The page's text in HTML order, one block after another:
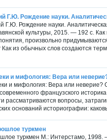
Г.Ю. Рождение науки.
Г.Ю. Рождение науки.
культуры, 2015. — 192 с.
произвольно
из обычных слов создаются
и мифология: Вера или
и мифология: Вера или
современного французского
рассматриваются вопросы,
оснований историографии:
туркмен
туркмен М.: Интерстамо, 1998.